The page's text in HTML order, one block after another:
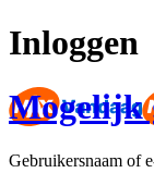
Inloggen
Mogelijk
Gebruikersnaam of